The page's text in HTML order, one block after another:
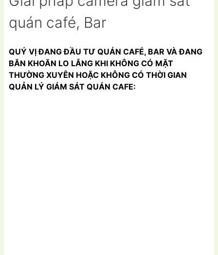
quán café, Bar
QUÝ VỊ ĐANG ĐẦU TƯ QUÁN CAFÉ, BAR VÀ ĐANG
BĂN KHOĂN LO LẮNG KHI KHÔNG CÓ MẶT
THƯỜNG XUYÊN HOẶC KHÔNG CÓ THỜI GIAN
QUẢN LÝ GIÁM SÁT QUÁN CAFE: